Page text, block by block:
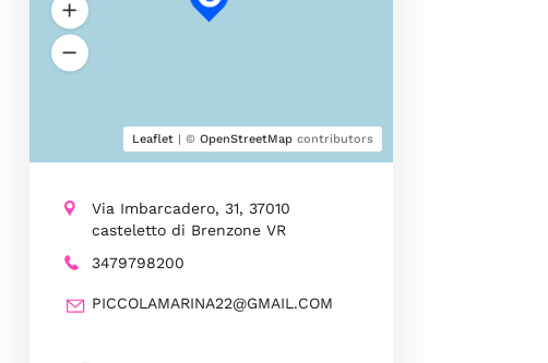
Leaflet| © OpenStreetMapcontributors
Via Imbarcadero, 31, 37010
casteletto di Brenzone VR
3479798200
PICCOLAMARINA22@GMAIL.COM